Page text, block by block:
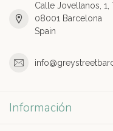
Calle Jovellanos, 1,
08001 Barcelona
Spain
Información